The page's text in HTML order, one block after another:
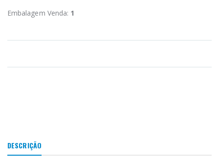
Embalagem Venda: 1
DESCRIÇÃO